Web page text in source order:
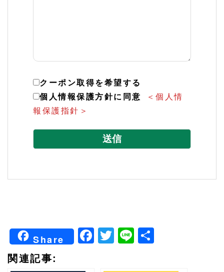
クーポン取得を希望する
個人情報保護方針に同意
＜個人情
報保護指針＞
ー
空
ま
Share Facebook
Twitter
Line
関連記事: